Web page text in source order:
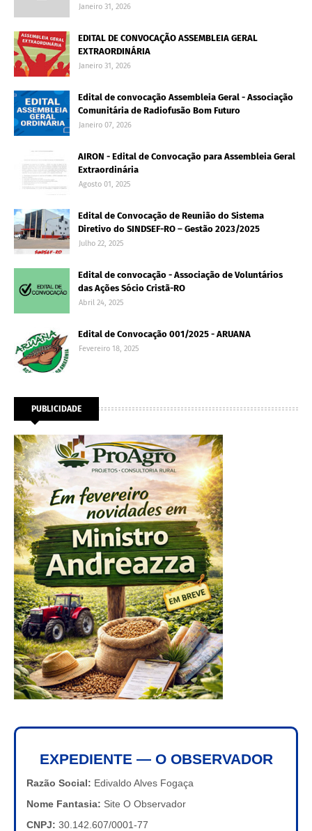
Janeiro 31, 2026
EDITAL DE CONVOCAÇÃO ASSEMBLEIA GERAL
EXTRAORDINÁRIA
Janeiro 31, 2026
Edital de convocação Assembleia Geral - Associação
Comunitária de Radiofusão Bom Futuro
Janeiro 07, 2026
AIRON - Edital de Convocação para Assembleia Geral
Extraordinária
Agosto 01, 2025
Edital de Convocação de Reunião do Sistema
Diretivo do SINDSEF-RO – Gestão 2023/2025
Julho 22, 2025
Edital de convocação - Associação de Voluntários
das Ações Sócio Cristã-RO
Abril 24, 2025
Edital de Convocação 001/2025 - ARUANA
Fevereiro 18, 2025
PUBLICIDADE
EXPEDIENTE — O OBSERVADOR
Razão Social: Edivaldo Alves Fogaça
Nome Fantasia: Site O Observador
CNPJ: 30.142.607/0001-77